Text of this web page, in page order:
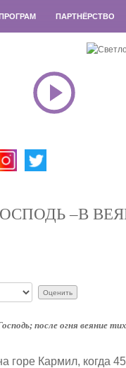
ПАРТНЁРСТВО
–В
после огня веяние
горе Кармил, когда